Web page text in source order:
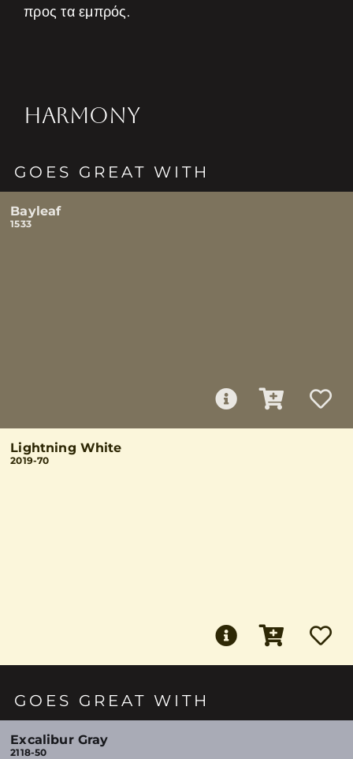
προς τα εμπρός.
HARMONY
GOES GREAT WITH
Bayleaf
1533
Lightning White
2019-70
GOES GREAT WITH
Excalibur Gray
2118-50